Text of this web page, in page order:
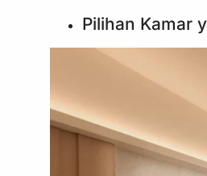
Pilihan Kamar